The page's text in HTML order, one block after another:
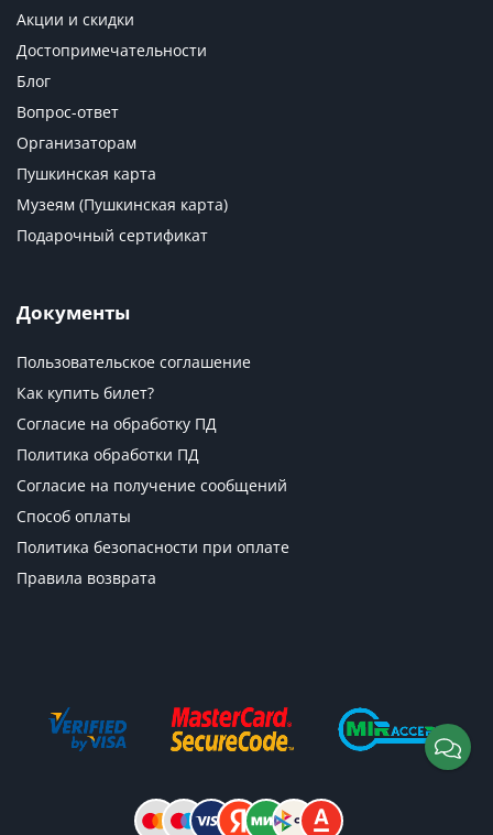
Акции и скидки
Достопримечательности
Блог
Вопрос-ответ
Организаторам
Пушкинская карта
Музеям (Пушкинская карта)
Подарочный сертификат
Документы
Пользовательское соглашение
Как купить билет?
Согласие на обработку ПД
Политика обработки ПД
Согласие на получение сообщений
Способ оплаты
Политика безопасности при оплате
Правила возврата